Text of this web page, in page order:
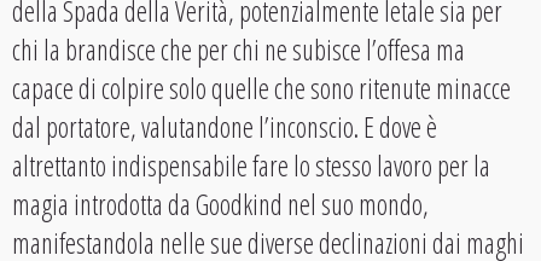
della Spada della Verità, potenzialmente letale sia per
chi la brandisce che per chi ne subisce l’offesa ma
capace di colpire solo quelle che sono ritenute minacce
dal portatore, valutandone l’inconscio. E dove è
altrettanto indispensabile fare lo stesso lavoro per la
magia introdotta da Goodkind nel suo mondo,
manifestandola nelle sue diverse declinazioni dai maghi